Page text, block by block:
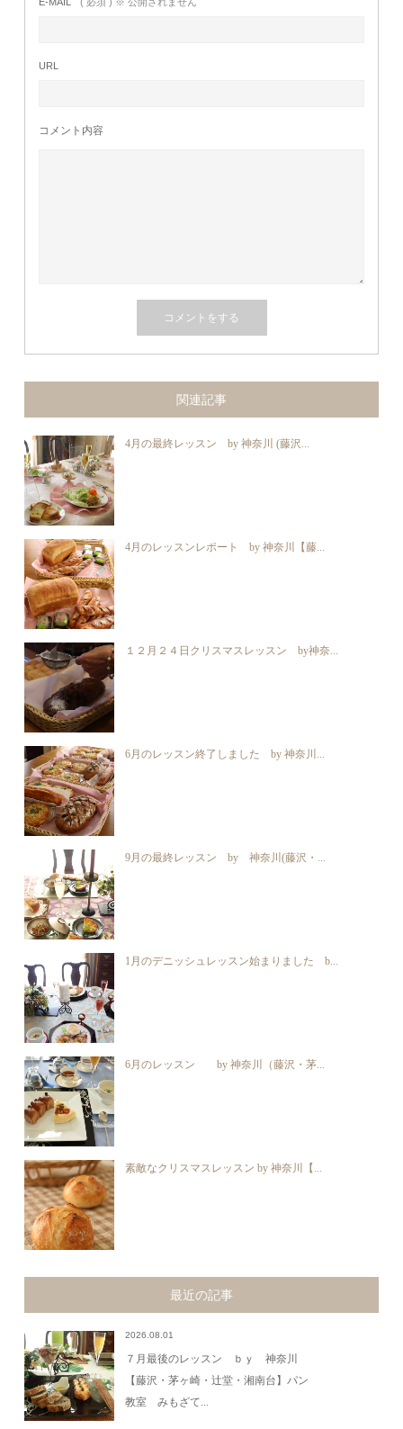
URL
コメント内容
関連記事
4月の最終レッスン by 神奈川 (藤沢...
4月のレッスンレポート by 神奈川【藤...
１２月２４日クリスマスレッスン by神奈...
6月のレッスン終了しました by 神奈川...
9月の最終レッスン by 神奈川(藤沢・...
1月のデニッシュレッスン始まりました b...
6月のレッスン by 神奈川（藤沢・茅...
素敵なクリスマスレッスン by 神奈川【...
最近の記事
2026.08.01
７月最後のレッスン ｂｙ 神奈川
【藤沢・茅ヶ崎・辻堂・湘南台】パン
教室 みもざて...